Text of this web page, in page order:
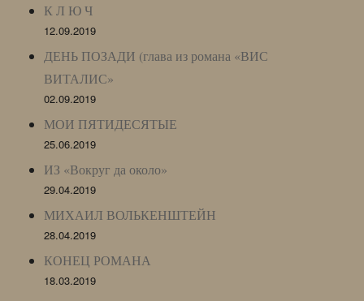
К Л Ю Ч
12.09.2019
ДЕНЬ ПОЗАДИ (глава из романа «ВИС
ВИТАЛИС»
02.09.2019
МОИ ПЯТИДЕСЯТЫЕ
25.06.2019
ИЗ «Вокруг да около»
29.04.2019
МИХАИЛ ВОЛЬКЕНШТЕЙН
28.04.2019
КОНЕЦ РОМАНА
18.03.2019